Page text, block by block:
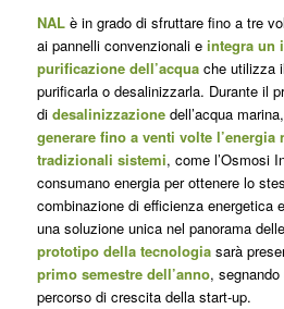
NALè in grado di sfruttare fino a tre
ai pannelli convenzionali e integra un
purificazione dell’acqua che utilizza
purificarla o desalinizzarla. Durante il
di desalinizzazionedell’acqua marina,
generare fino a venti volte l’energia
tradizionali sistemi, come l’Osmosi
consumano energia per ottenere lo
combinazione di efficienza energetica
una soluzione unica nel panorama
prototipo della tecnologiasarà
primo semestre dell’anno,
percorso di crescita della start-up.